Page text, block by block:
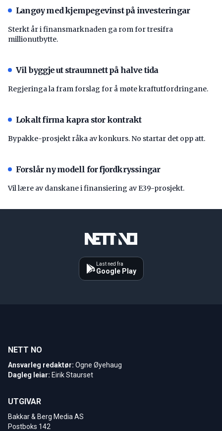
Langøy med kjempegevinst på investeringar
Sterkt år i finansmarknaden ga rom for tresifra
millionutbytte.
Vil byggje ut straumnett på halve tida
Regjeringa la fram forslag for å møte kraftutfordringane.
Lokalt firma kapra stor kontrakt
Bypakke-prosjekt råka av konkurs. No startar det opp att.
Forslår ny modell for fjordkryssingar
Vil lære av danskane i finansiering av E39-prosjekt.
Last ned fra
Google Play
NETT NO
Ansvarleg redaktør: Ogne Øyehaug
Dagleg leiar: Eirik Staurset
UTGIVAR
Bakkar & Berg Media AS
Postboks 142